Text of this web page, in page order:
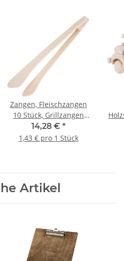
Zangen, Fleischzangen
10 Stück, Grillzangen
aus Buchenholz 30 cm
14,28 € *
1,43 € pro 1 Stück
Artikel